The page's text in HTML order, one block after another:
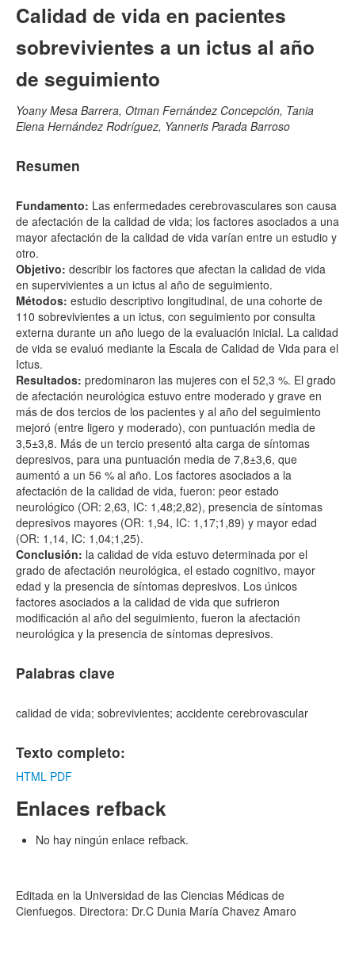
Calidad de vida en pacientes
sobrevivientes a un ictus al año
de seguimiento
Yoany Mesa Barrera, Otman Fernández Concepción, Tania
Elena Hernández Rodríguez, Yanneris Parada Barroso
Resumen
Fundamento: Las enfermedades cerebrovasculares son causa
de afectación de la calidad de vida; los factores asociados a una
mayor afectación de la calidad de vida varían entre un estudio y
otro.
Objetivo: describir los factores que afectan la calidad de vida
en supervivientes a un ictus al año de seguimiento.
Métodos: estudio descriptivo longitudinal, de una cohorte de
110 sobrevivientes a un ictus, con seguimiento por consulta
externa durante un año luego de la evaluación inicial. La calidad
de vida se evaluó mediante la Escala de Calidad de Vida para el
Ictus.
Resultados: predominaron las mujeres con el 52,3 %. El grado
de afectación neurológica estuvo entre moderado y grave en
más de dos tercios de los pacientes y al año del seguimiento
mejoró (entre ligero y moderado), con puntuación media de
3,5±3,8. Más de un tercio presentó alta carga de síntomas
depresivos, para una puntuación media de 7,8±3,6, que
aumentó a un 56 % al año. Los factores asociados a la
afectación de la calidad de vida, fueron: peor estado
neurológico (OR: 2,63, IC: 1,48;2,82), presencia de síntomas
depresivos mayores (OR: 1,94, IC: 1,17;1,89) y mayor edad
(OR: 1,14, IC: 1,04;1,25).
Conclusión: la calidad de vida estuvo determinada por el
grado de afectación neurológica, el estado cognitivo, mayor
edad y la presencia de síntomas depresivos. Los únicos
factores asociados a la calidad de vida que sufrieron
modificación al año del seguimiento, fueron la afectación
neurológica y la presencia de síntomas depresivos.
Palabras clave
calidad de vida; sobrevivientes; accidente cerebrovascular
Texto completo:
HTML PDF
Enlaces refback
No hay ningún enlace refback.
Editada en la Universidad de las Ciencias Médicas de
Cienfuegos. Directora: Dr.C Dunia María Chavez Amaro